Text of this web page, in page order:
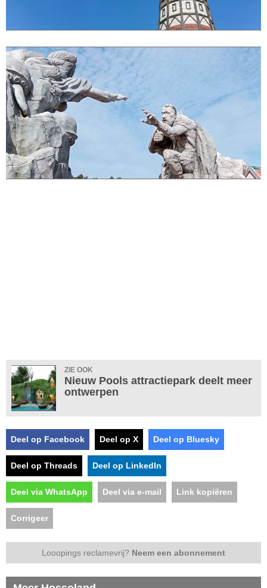
ZIE OOK
Nieuw Pools attractiepark deelt meer
ontwerpen
Deel op Facebook Deel op X Deel op Bluesky
Deel op Threads Deel op LinkedIn
Deel via WhatsApp Deel via e-mail Link kopiëren
Corrigeer
Looopings reclamevrij? Neem een abonnement